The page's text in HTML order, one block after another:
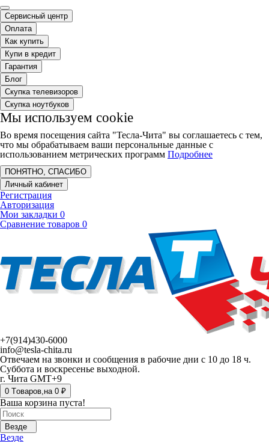
Сервисный центр
Оплата
Как купить
Купи в кредит
Гарантия
Блог
Скупка телевизоров
Скупка ноутбуков
Мы используем cookie
Во время посещения сайта "Тесла-Чита" вы соглашаетесь с тем,
что мы обрабатываем ваши персональные данные с
использованием метрических программ Подробнее
ПОНЯТНО, СПАСИБО
Личный кабинет
Регистрация
Авторизация
Мои закладки 0
Сравнение товаров 0
+7(914)430-6000
info@tesla-chita.ru
Отвечаем на звонки и сообщения в рабочие дни с 10 до 18 ч.
Суббота и воскресенье выходной.
г. Чита GMT+9
0 Tоваров,на 0 ₽
Ваша корзина пуста!
Везде
Везде